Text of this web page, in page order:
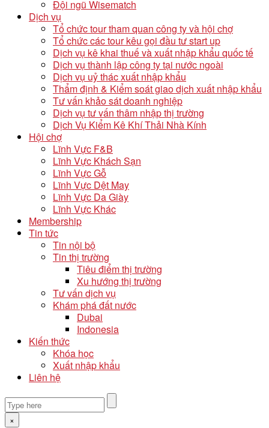
Đội ngũ Wisematch
Dịch vụ
Tổ chức tour tham quan công ty và hội chợ
Tổ chức các tour kêu gọi đầu tư start up
Dịch vụ kê khai thuế và xuất nhập khẩu quốc tế
Dịch vụ thành lập công ty tại nước ngoài
Dịch vụ uỷ thác xuất nhập khẩu
Thẩm định & Kiểm soát giao dịch xuất nhập khẩu
Tư vấn khảo sát doanh nghiệp
Dịch vụ tư vấn thâm nhập thị trường
Dịch Vụ Kiểm Kê Khí Thải Nhà Kính
Hội chợ
Lĩnh Vực F&B
Lĩnh Vực Khách Sạn
Lĩnh Vực Gỗ
Lĩnh Vực Dệt May
Lĩnh Vực Da Giày
Lĩnh Vực Khác
Membership
Tin tức
Tin nội bộ
Tin thị trường
Tiêu điểm thị trường
Xu hướng thị trường
Tư vấn dịch vụ
Khám phá đất nước
Dubai
Indonesia
Kiến thức
Khóa học
Xuất nhập khẩu
Liên hệ
×